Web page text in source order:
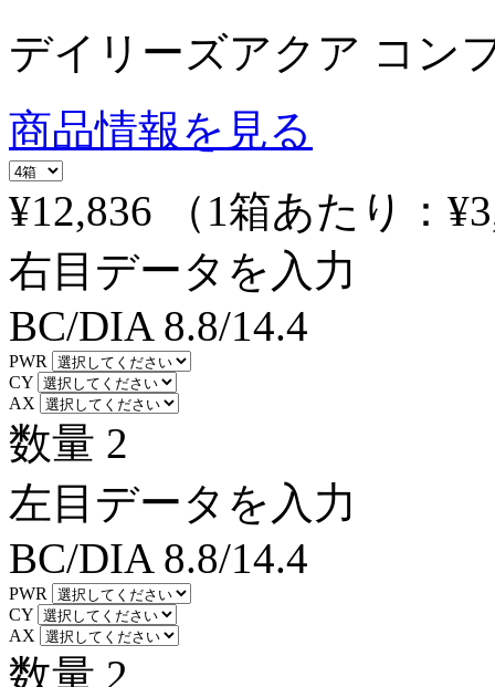
デイリーズアクア コン
商品情報を見る
¥12,836
（1箱あたり：
右目データを入力
BC/DIA 8.8/14.4
PWR
CY
AX
数量 2
左目データを入力
BC/DIA 8.8/14.4
PWR
CY
AX
数量 2